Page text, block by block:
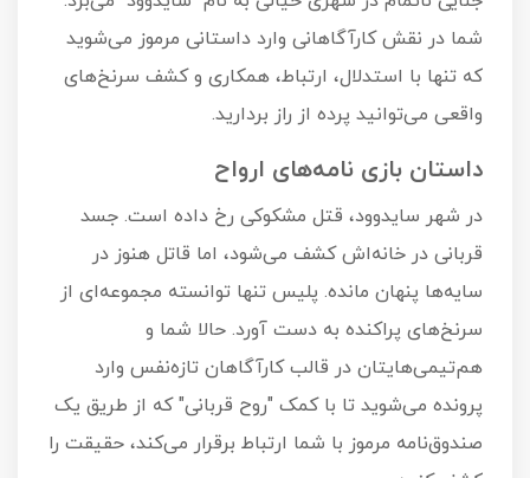
شما در نقش کارآگاهانی وارد داستانی مرموز می‌شوید
که تنها با استدلال، ارتباط، همکاری و کشف سرنخ‌های
واقعی می‌توانید پرده از راز بردارید.
داستان بازی نامه‌های ارواح
در شهر سایدوود، قتل مشکوکی رخ داده است. جسد
قربانی در خانه‌اش کشف می‌شود، اما قاتل هنوز در
سایه‌ها پنهان مانده. پلیس تنها توانسته مجموعه‌ای از
سرنخ‌های پراکنده به دست آورد. حالا شما و
هم‌تیمی‌هایتان در قالب کارآگاهان تازه‌نفس وارد
پرونده می‌شوید تا با کمک "روح قربانی" که از طریق یک
صندوق‌نامه مرموز با شما ارتباط برقرار می‌کند، حقیقت را